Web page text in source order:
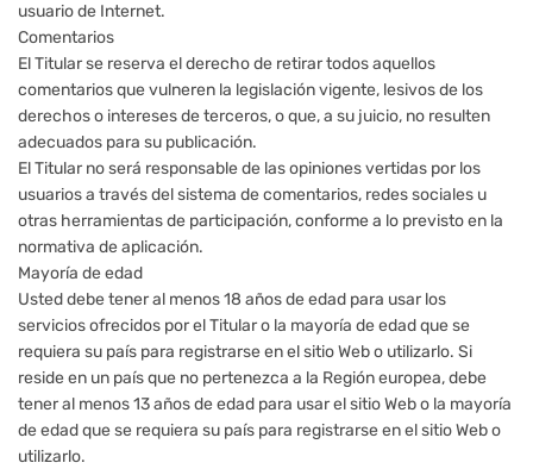
usuario de Internet.
Comentarios
El Titular se reserva el derecho de retirar todos aquellos
comentarios que vulneren la legislación vigente, lesivos de los
derechos o intereses de terceros, o que, a su juicio, no resulten
adecuados para su publicación.
El Titular no será responsable de las opiniones vertidas por los
usuarios a través del sistema de comentarios, redes sociales u
otras herramientas de participación, conforme a lo previsto en la
normativa de aplicación.
Mayoría de edad
Usted debe tener al menos 18 años de edad para usar los
servicios ofrecidos por el Titular o la mayoría de edad que se
requiera su país para registrarse en el sitio Web o utilizarlo. Si
reside en un país que no pertenezca a la Región europea, debe
tener al menos 13 años de edad para usar el sitio Web o la mayoría
de edad que se requiera su país para registrarse en el sitio Web o
utilizarlo.